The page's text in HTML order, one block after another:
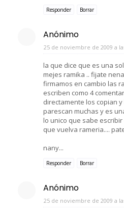
Responder Borrar
Anónimo
25 de noviembre de 2009 a
la que dice que es una
mejes ramika .. fijate
firmamos en cambio las
escriben como 4
directamente los copian
parescan muchas y es
lo unico que sabe
que vuelva rameria....
nany...
Responder Borrar
Anónimo
25 de noviembre de 2009 a